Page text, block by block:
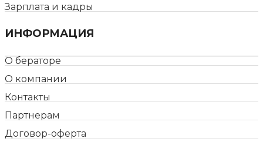
Зарплата и кадры
ИНФОРМАЦИЯ
О бераторе
О компании
Контакты
Партнерам
Договор-оферта